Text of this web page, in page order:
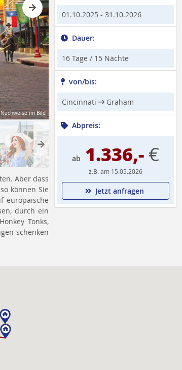
im Bild
Next
Aber dass
können Sie
europäische
durch ein
Tonks,
schenken
01.10.2025 - 31.10.2026
Dauer:
16 Tage / 15 Nächte
von/bis:
Cincinnati Graham
Abpreis:
ab 1.336,- €
z.B. am 15.05.2026
Jetzt anfragen